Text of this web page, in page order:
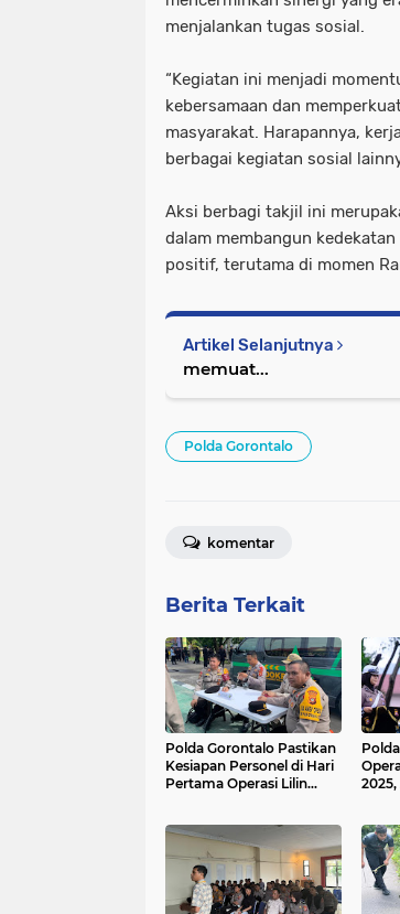
menjalankan tugas sosial.
“Kegiatan ini menjadi
kebersamaan dan
masyarakat. Harapannya,
berbagai kegiatan sosial
Aksi berbagi takjil ini
dalam membangun
positif, terutama di momen
Artikel Selanjutnya
memuat...
Polda Gorontalo
komentar
Berita Terkait
Polda Gorontalo Pastikan
Kesiapan Personel di Hari
Pertama Operasi Lilin